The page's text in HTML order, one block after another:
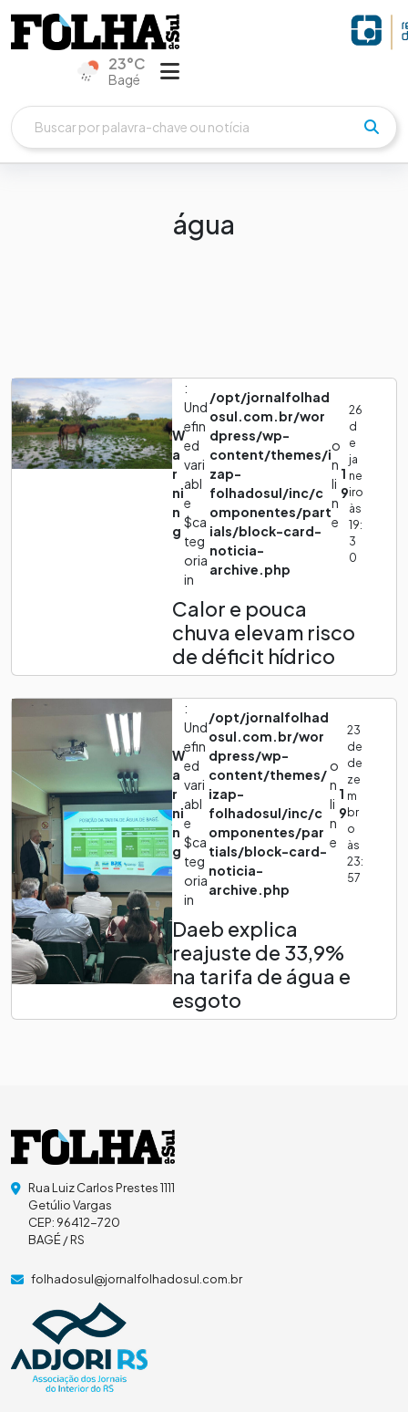
23°C
Bagé
água
W
a
r
ni
n
g
:
Und
efin
ed
vari
abl
e
$ca
teg
oria
in
/opt/jornalfolhad
osul.com.br/wor
dpress/wp-
content/themes/i
zap-
folhadosul/inc/c
omponentes/part
ials/block-card-
noticia-
archive.php
o
n
li
n
e
1
9
26
d
e
ja
ne
iro
às
19:
3
0
Calor e pouca
chuva elevam risco
de déficit hídrico
W
a
r
ni
n
g
:
Und
efin
ed
vari
abl
e
$ca
teg
oria
in
/opt/jornalfolhad
osul.com.br/wor
dpress/wp-
content/themes/
izap-
folhadosul/inc/c
omponentes/par
tials/block-card-
noticia-
archive.php
o
n
li
n
e
1
9
23
de
de
ze
m
br
o
às
23:
57
Daeb explica
reajuste de 33,9%
na tarifa de água e
esgoto
Rua Luiz Carlos Prestes 1111
Getúlio Vargas
CEP: 96412-720
BAGÉ / RS
folhadosul@jornalfolhadosul.com.br